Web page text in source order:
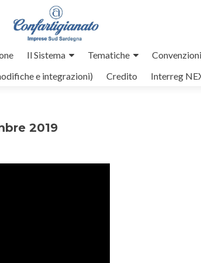
Il Sistema Tematiche Convenzioni
e integrazioni)
Credito Interreg
2019